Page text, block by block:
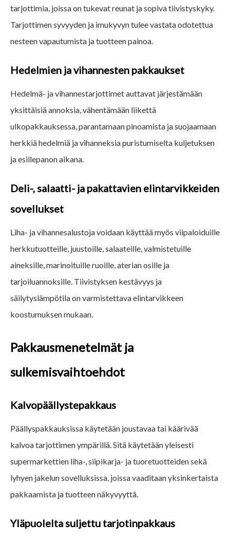
tarjottimia, joissa on tukevat reunat ja sopiva tiivistyskyky.
Tarjottimen syvyyden ja imukyvyn tulee vastata odotettua
nesteen vapautumista ja tuotteen painoa.
Hedelmien ja vihannesten pakkaukset
Hedelmä- ja vihannestarjottimet auttavat järjestämään
yksittäisiä annoksia, vähentämään liikettä
ulkopakkauksessa, parantamaan pinoamista ja suojaamaan
herkkiä hedelmiä ja vihanneksia puristumiselta kuljetuksen
ja esillepanon aikana.
Deli-, salaatti- ja pakattavien elintarvikkeiden
sovellukset
Liha- ja vihannesalustoja voidaan käyttää myös viipaloiduille
herkkutuotteille, juustoille, salaateille, valmistetuille
aineksille, marinoituille ruoille, aterian osille ja
tarjoiluannoksille. Tiivistyksen kestävyys ja
säilytyslämpötila on varmistettava elintarvikkeen
koostumuksen mukaan.
Pakkausmenetelmät ja
sulkemisvaihtoehdot
Kalvopäällystepakkaus
Päällyspakkauksissa käytetään joustavaa tai käärivää
kalvoa tarjottimen ympärillä. Sitä käytetään yleisesti
supermarkettien liha-, siipikarja- ja tuoretuotteiden sekä
lyhyen jakelun sovelluksissa, joissa vaaditaan yksinkertaista
pakkaamista ja tuotteen näkyvyyttä.
Yläpuolelta suljettu tarjotinpakkaus